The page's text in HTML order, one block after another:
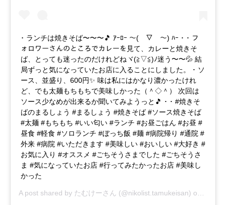
･ ランチは焼きそば〜〜〜🎵 ｱｰﾛｰ ～(￣▽￣～) ﾊｰ ･ ･ フ
ォロワーさんのところでカレーを見て、カレーと焼きそ
ば、とっても迷ったのだけれどねヾ(≧▽≦)ﾉ迷う〜〜💦 結
局ずっと気になっていたお店に入ることにしました。 ･ ソ
ース、並盛り、600円✨ 味は私にはかなり濃かったけれ
ど、でも太麺もちもちで美味しかった（＾◇＾） 次回は
ソース少なめが出来るか聞いてみようっと🎵 ･ ･ #焼きそ
ばのまるしょう #まるしょう #焼きそば #ソース焼きそば
#太麺 #もちもち #いい匂い #ランチ #お昼ごはん #お昼 #
昼食 #軽食 #ソロランチ #ぼっち飯 #麺 #病院帰り #通院 #
外来 #病院 #いただきます #美味しい #おいしい #大好き #
お気に入り #オススメ #ごちそうさまでした #ごちそうさ
ま #気になっていたお店 #行ってみたかったお店 #美味し
かった
A post shared by たむけーさん (@nikolist.tamukeisan) on